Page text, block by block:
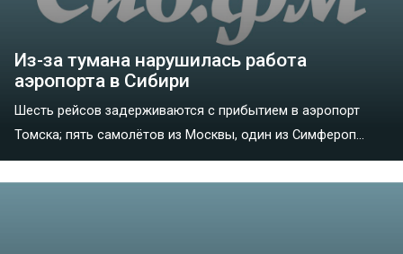
Из-за тумана нарушилась работа
аэропорта в Сибири
Шесть рейсов задерживаются с прибытием в аэропорт
Томска; пять самолётов из Москвы, один из Симфероп...